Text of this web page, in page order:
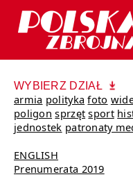
WYBIERZ DZIAŁ
armia polityka foto
poligon sprzęt sport
jednostek patronaty
ENGLISH
Prenumerata 2019